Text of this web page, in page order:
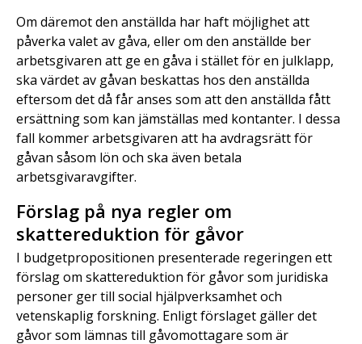
Om däremot den anställda har haft möjlighet att
påverka valet av gåva, eller om den anställde ber
arbetsgivaren att ge en gåva i stället för en julklapp,
ska värdet av gåvan beskattas hos den anställda
eftersom det då får anses som att den anställda fått
ersättning som kan jämställas med kontanter. I dessa
fall kommer arbetsgivaren att ha avdragsrätt för
gåvan såsom lön och ska även betala
arbetsgivaravgifter.
Förslag på nya regler om
skattereduktion för gåvor
I budgetpropositionen presenterade regeringen ett
förslag om skattereduktion för gåvor som juridiska
personer ger till social hjälpverksamhet och
vetenskaplig forskning. Enligt förslaget gäller det
gåvor som lämnas till gåvomottagare som är